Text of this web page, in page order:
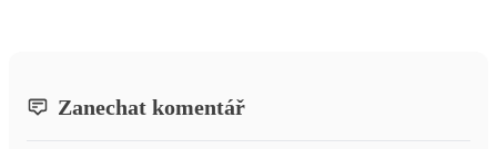
Zanechat komentář